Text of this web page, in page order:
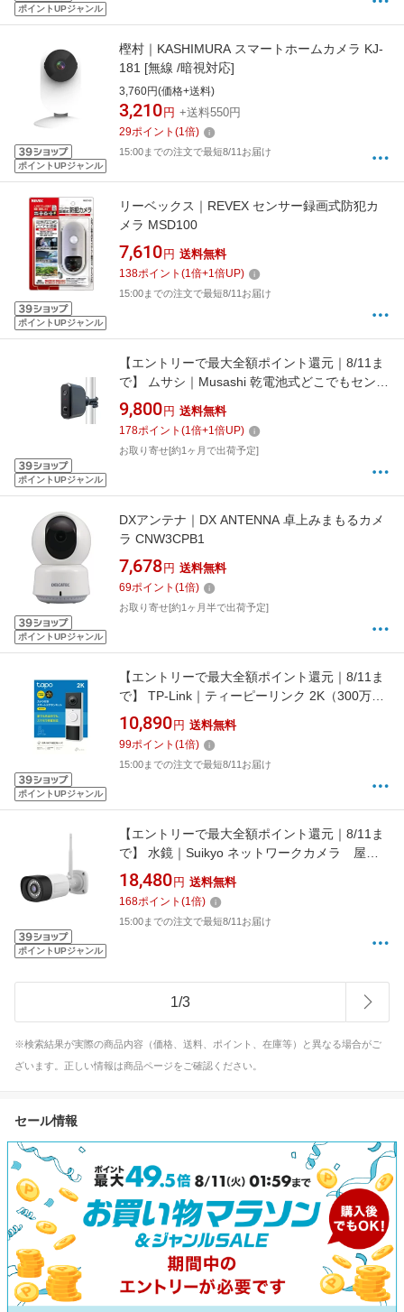
ポイントUPジャンル
ポイントUPジャンル
樫村｜KASHIMURA スマートホームカメラ KJ-
181 [無線 /暗視対応]
3,760円(価格+送料)
3,210 円 +送料550円
29ポイント (1倍)
15:00までの注文で最短8/11お届け
ポイントUPジャンル
リーベックス｜REVEX センサー録画式防犯カ
メラ MSD100
7,610 円 送料無料
138ポイント (1倍+1倍UP)
15:00までの注文で最短8/11お届け
ポイントUPジャンル
【エントリーで最大全額ポイント還元｜8/11ま
で】 ムサシ｜Musashi 乾電池式どこでもセンサ
ーカメラ YC70
9,800 円 送料無料
178ポイント (1倍+1倍UP)
お取り寄せ[約1ヶ月で出荷予定]
ポイントUPジャンル
DXアンテナ｜DX ANTENNA 卓上みまもるカメ
ラ CNW3CPB1
7,678 円 送料無料
69ポイント (1倍)
お取り寄せ[約1ヶ月半で出荷予定]
ポイントUPジャンル
【エントリーで最大全額ポイント還元｜8/11ま
で】 TP-Link｜ティーピーリンク 2K（300万画
素） スマートドアホン スマートAI検知&通知 フ
ルカラーナイトビジョン FOV160度広範囲視野
角 microSDカード対応 IP65防水 双方向通話
6400mAh充電式バッテリー内蔵 1年保証
10,890 円 送料無料
99ポイント (1倍)
15:00までの注文で最短8/11お届け
ポイントUPジャンル
【エントリーで最大全額ポイント還元｜8/11ま
で】 水鏡｜Suikyo ネットワークカメラ 屋外
WI-FIネットワークオクガイカメラ JAPJ2031W
[有線・無線 /暗視対応 /屋外対応]
18,480 円 送料無料
168ポイント (1倍)
15:00までの注文で最短8/11お届け
1/3
※検索結果が実際の商品内容（価格、送料、ポイント、在庫等）と異なる場合がご
ざいます。正しい情報は商品ページをご確認ください。
セール情報